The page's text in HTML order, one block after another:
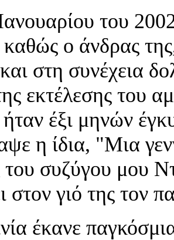
του
καθώς ο άνδρας
στη συνέχεια
εκτέλεσης του
έξι μηνών
η ίδια, "Μια
του συζύγου μου
στον γιό της τον
έκανε